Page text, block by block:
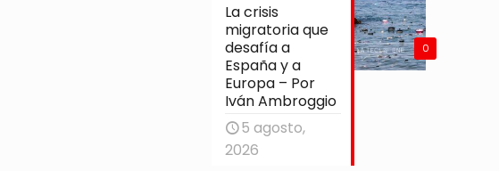
0
La crisis
migratoria que
desafía a
España y a
Europa – Por
Iván Ambroggio
5 agosto,
2026